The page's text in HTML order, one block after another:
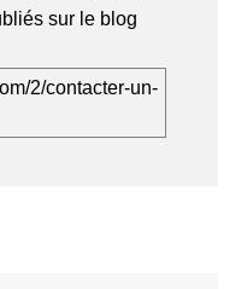
sur le blog
2/contacter-un-